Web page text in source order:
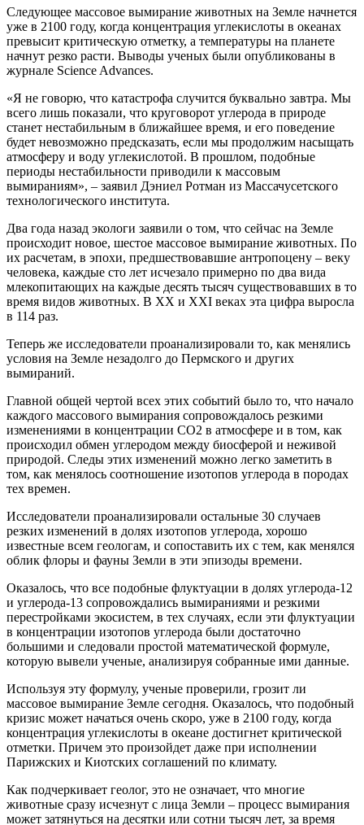
Следующее массовое вымирание животных на Земле начнется
уже в 2100 году, когда концентрация углекислоты в океанах
превысит критическую отметку, а температуры на планете
начнут резко расти. Выводы ученых были опубликованы в
журнале Science Advances.
«Я не говорю, что катастрофа случится буквально завтра. Мы
всего лишь показали, что круговорот углерода в природе
станет нестабильным в ближайшее время, и его поведение
будет невозможно предсказать, если мы продолжим насыщать
атмосферу и воду углекислотой. В прошлом, подобные
периоды нестабильности приводили к массовым
вымираниям», – заявил Дэниел Ротман из Массачусетского
технологического института.
Два года назад экологи заявили о том, что сейчас на Земле
происходит новое, шестое массовое вымирание животных. По
их расчетам, в эпохи, предшествовавшие антропоцену – веку
человека, каждые сто лет исчезало примерно по два вида
млекопитающих на каждые десять тысяч существовавших в то
время видов животных. В XX и XXI веках эта цифра выросла
в 114 раз.
Теперь же исследователи проанализировали то, как менялись
условия на Земле незадолго до Пермского и других
вымираний.
Главной общей чертой всех этих событий было то, что начало
каждого массового вымирания сопровождалось резкими
изменениями в концентрации СО2 в атмосфере и в том, как
происходил обмен углеродом между биосферой и неживой
природой. Следы этих изменений можно легко заметить в
том, как менялось соотношение изотопов углерода в породах
тех времен.
Исследователи проанализировали остальные 30 случаев
резких изменений в долях изотопов углерода, хорошо
известные всем геологам, и сопоставить их с тем, как менялся
облик флоры и фауны Земли в эти эпизоды времени.
Оказалось, что все подобные флуктуации в долях углерода-12
и углерода-13 сопровождались вымираниями и резкими
перестройками экосистем, в тех случаях, если эти флуктуации
в концентрации изотопов углерода были достаточно
большими и следовали простой математической формуле,
которую вывели ученые, анализируя собранные ими данные.
Используя эту формулу, ученые проверили, грозит ли
массовое вымирание Земле сегодня. Оказалось, что подобный
кризис может начаться очень скоро, уже в 2100 году, когда
концентрация углекислоты в океане достигнет критической
отметки. Причем это произойдет даже при исполнении
Парижских и Киотских соглашений по климату.
Как подчеркивает геолог, это не означает, что многие
животные сразу исчезнут с лица Земли – процесс вымирания
может затянуться на десятки или сотни тысяч лет, за время